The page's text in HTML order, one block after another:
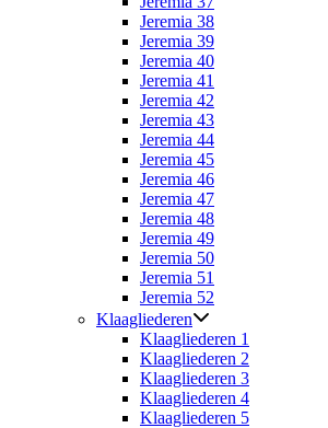
Jeremia 38
Jeremia 39
Jeremia 40
Jeremia 41
Jeremia 42
Jeremia 43
Jeremia 44
Jeremia 45
Jeremia 46
Jeremia 47
Jeremia 48
Jeremia 49
Jeremia 50
Jeremia 51
Jeremia 52
Klaagliederen
Klaagliederen 1
Klaagliederen 2
Klaagliederen 3
Klaagliederen 4
Klaagliederen 5